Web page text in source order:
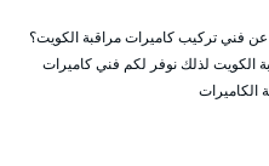
فني تركيب كاميرات مراقبة الكويت؟
الكويت لذلك نوفر لكم فني كاميرات
الكاميرات